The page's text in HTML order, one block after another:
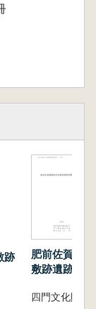
跡
肥前佐賀藩
敷跡遺跡発
四門文化財事